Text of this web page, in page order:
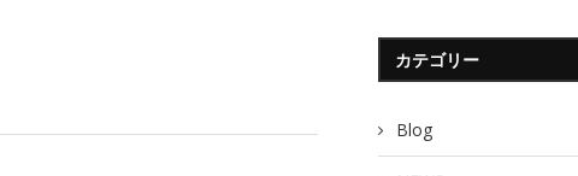
カテゴリー
Blog